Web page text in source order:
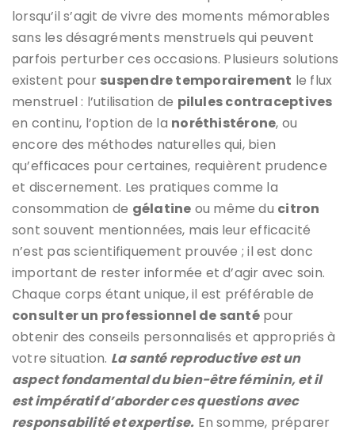
lorsqu’il s’agit de vivre des moments mémorables
sans les désagréments menstruels qui peuvent
parfois perturber ces occasions. Plusieurs solutions
existent pour suspendre temporairement le flux
menstruel : l’utilisation de pilules contraceptives
en continu, l’option de la noréthistérone, ou
encore des méthodes naturelles qui, bien
qu’efficaces pour certaines, requièrent prudence
et discernement. Les pratiques comme la
consommation de gélatine ou même du citron
sont souvent mentionnées, mais leur efficacité
n’est pas scientifiquement prouvée ; il est donc
important de rester informée et d’agir avec soin.
Chaque corps étant unique, il est préférable de
consulter un professionnel de santépour
obtenir des conseils personnalisés et appropriés à
votre situation. La santé reproductive est un
aspect fondamental du bien-être féminin, et il
est impératif d’aborder ces questions avec
responsabilité et expertise. En somme, préparer